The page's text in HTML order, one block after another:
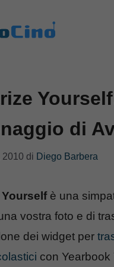
di
2010 di Diego Barbera
è una
vostra foto e di
dei widget per
con Yearbook